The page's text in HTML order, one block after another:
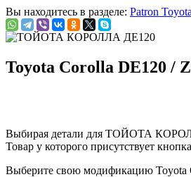
Вы находитесь в разделе: Patron Toyota
Toyota Corolla DE120 /
Выбирая детали для ТОЙОТА
Товар у которого присутствует
Выберите свою модификацию Toyota